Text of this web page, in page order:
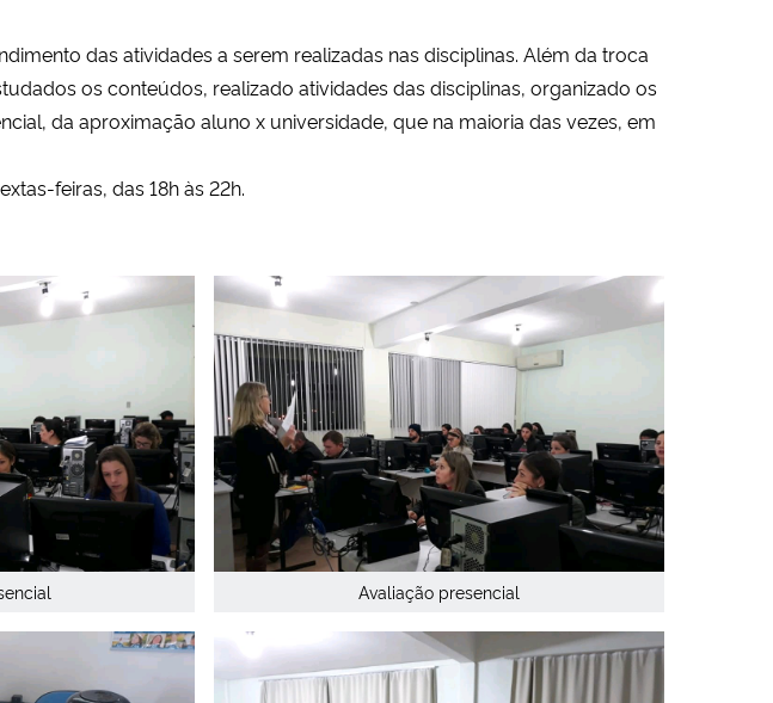
das atividades a serem realizadas nas disciplinas. Além da troca
os conteúdos, realizado atividades das disciplinas, organizado os
da aproximação aluno x universidade, que na maioria das vezes, em
feiras, das 18h às 22h.
Avaliação presencial